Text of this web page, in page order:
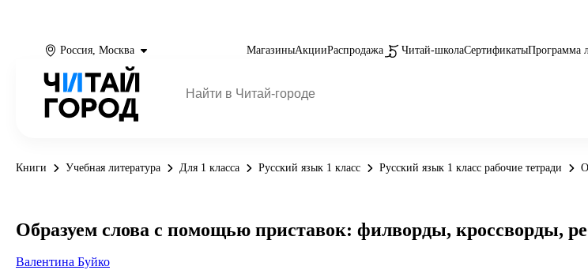
Россия, Москва МагазиныАкцииРаспродажа Читай-школаСертификатыПрограмма
Книги Учебная литература Для 1 класса Русский язык 1 класс Русский язык 1 класс рабочие тетради
Образуем слова с помощью приставок: филворды, кроссворды,
Валентина Буйко